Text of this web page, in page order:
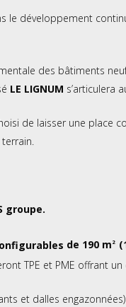
le développement
des bâtiments
LE LIGNUM s’articulera
de laisser une place
groupe.
s de 190 m 2
TPE et PME offrant
et dalles